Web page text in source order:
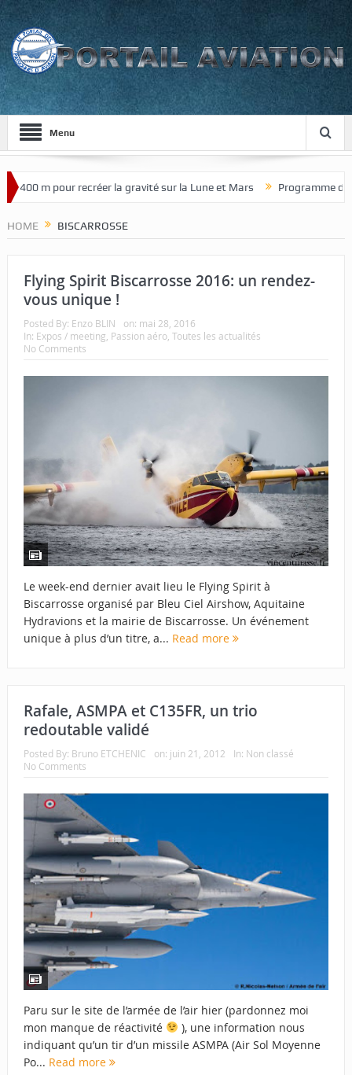
Menu
400 m pour recréer la gravité sur la Lune et Mars Programme de
HOME BISCARROSSE
Flying Spirit Biscarrosse 2016: un rendez-
vous unique !
Posted By: Enzo BLIN on: mai 28, 2016
In: Expos / meeting Passion aéro, Toutes les actualités
No Comments
Le week-end dernier avait lieu le Flying Spirit à
Biscarrosse organisé par Bleu Ciel Airshow, Aquitaine
Hydravions et la mairie de Biscarrosse. Un événement
unique à plus d’un titre, a... Read more
Rafale, ASMPA et C135FR, un trio
redoutable validé
Posted By: Bruno ETCHENIC on: juin 21, 2012 In: Non classé
No Comments
Paru sur le site de l’armée de l’air hier (pardonnez moi
mon manque de réactivité
), une information nous
indiquant qu’un tir d’un missile ASMPA (Air Sol Moyenne
Po... Read more